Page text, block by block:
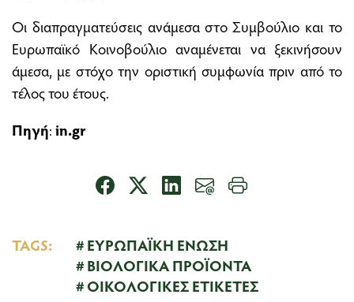
Οι διαπραγματεύσεις ανάμεσα στο Συμβούλιο και το
Ευρωπαϊκό Κοινοβούλιο αναμένεται να ξεκινήσουν
άμεσα, με στόχο την οριστική συμφωνία πριν από το
τέλος του έτους.
Πηγή:in.gr
TAGS:
ΕΥΡΩΠΑΪΚΗ ΕΝΩΣΗ
ΒΙΟΛΟΓΙΚΑ ΠΡΟΪΟΝΤΑ
ΟΙΚΟΛΟΓΙΚΕΣ ΕΤΙΚΕΤΕΣ